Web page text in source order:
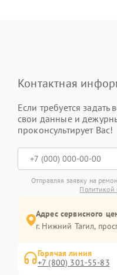
Контактная
Если требуется задать
свои данные и
проконсультирует Вас!
Отправляя заявку на
Политикой
Адрес сервисного
г. Нижний Тагил,
Горячая линия
+7 (800) 301-55-83